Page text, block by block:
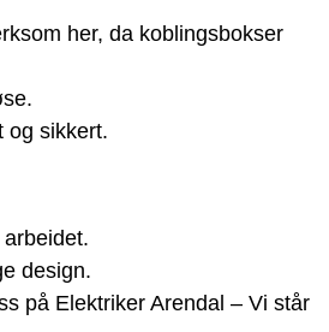
her, da koblingsbokser
og sikkert.
design.
på Elektriker Arendal – Vi står